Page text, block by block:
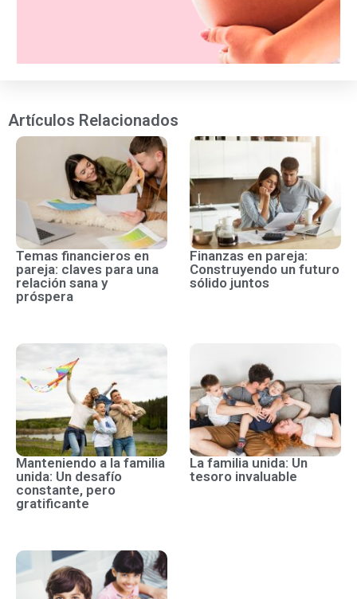
Artículos Relacionados
Temas financieros en
pareja: claves para una
relación sana y
próspera
Finanzas en pareja:
Construyendo un futuro
sólido juntos
Manteniendo a la familia
unida: Un desafío
constante, pero
gratificante
La familia unida: Un
tesoro invaluable